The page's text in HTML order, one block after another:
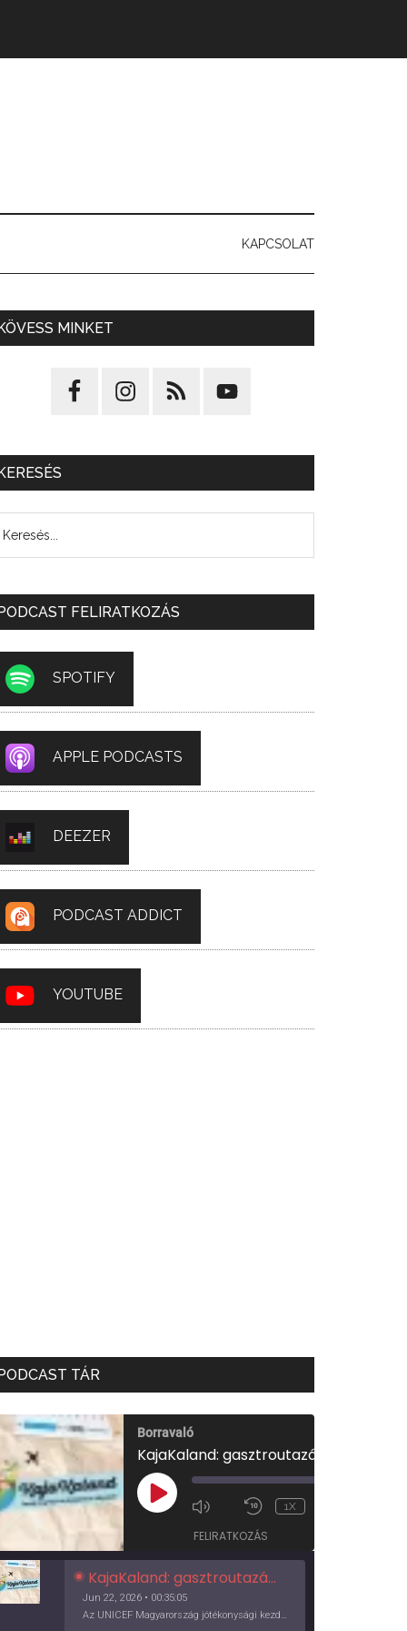
KAPCSOLAT
MINKET
FELIRATKOZÁS
SPOTIFY
APPLE PODCASTS
DEEZER
PODCAST ADDICT
YOUTUBE
TÁR
Borravaló
PLAY
EPISODE
1X
FELIRATKOZÁS
KajaKaland: gasztroutazás a föld körül
Jun 22, 2026 • 00:35:05
Az UNICEF Magyarország jótékonysági kezdeményezése izgalmas, egész éves világkörüli ízutazásra hív, igazi családi program és gasztroedukáció, illetve segítség a rászorulóknak is egyben.